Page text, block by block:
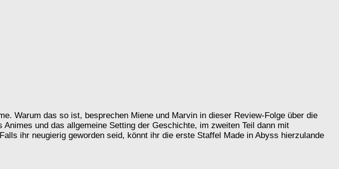
Warum das so ist, besprechen Miene und Marvin in dieser Review-Folge über die
und das allgemeine Setting der Geschichte, im zweiten Teil dann mit
ihr neugierig geworden seid, könnt ihr die erste Staffel Made in Abyss hierzulande